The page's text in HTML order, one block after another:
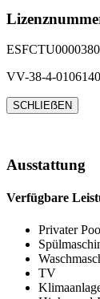
VV-38-4-
SCHLIEẞEN
Ausstattung
Verfügbare
Privater
TV